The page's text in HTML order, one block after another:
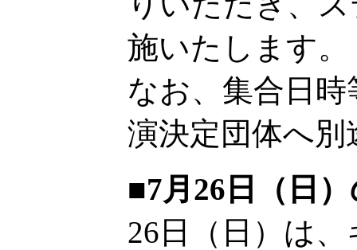
施いたします。
なお、集合日
演決定団体へ
■7月26日（日
26日（日）は